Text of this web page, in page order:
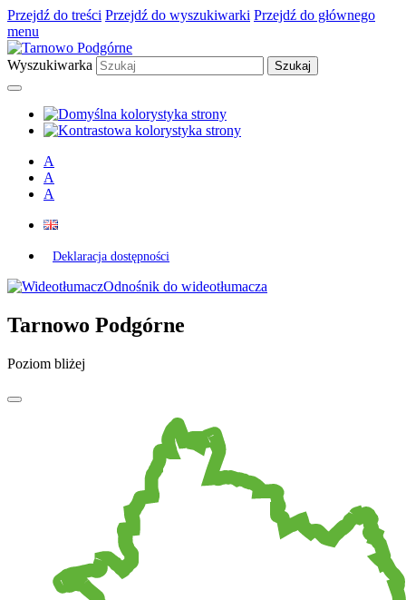
Przejdź do treści Przejdź do wyszukiwarki Przejdź do głównego
menu
Wyszukiwarka
A
A
A
Deklaracja dostępności
Odnośnik do wideotłumacza
Tarnowo Podgórne
Poziom bliżej